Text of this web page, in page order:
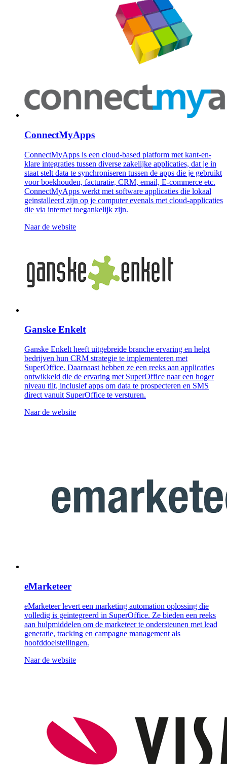
ConnectMyApps
ConnectMyApps is een cloud-based platform met kant-en-
klare integraties tussen diverse zakelijke applicaties, dat je in
staat stelt data te synchroniseren tussen de apps die je gebruikt
voor boekhouden, facturatie, CRM, email, E-commerce etc.
ConnectMyApps werkt met software applicaties die lokaal
geinstalleerd zijn op je computer evenals met cloud-applicaties
die via internet toegankelijk zijn.
Naar de website
Ganske Enkelt
Ganske Enkelt heeft uitgebreide branche ervaring en helpt
bedrijven hun CRM strategie te implementeren met
SuperOffice. Daarnaast hebben ze een reeks aan applicaties
ontwikkeld die de ervaring met SuperOffice naar een hoger
niveau tilt, inclusief apps om data te prospecteren en SMS
direct vanuit SuperOffice te versturen.
Naar de website
eMarketeer
eMarketeer levert een marketing automation oplossing die
volledig is geintegreerd in SuperOffice. Ze bieden een reeks
aan hulpmiddelen om de marketeer te ondersteunen met lead
generatie, tracking en campagne management als
hoofddoelstellingen.
Naar de website